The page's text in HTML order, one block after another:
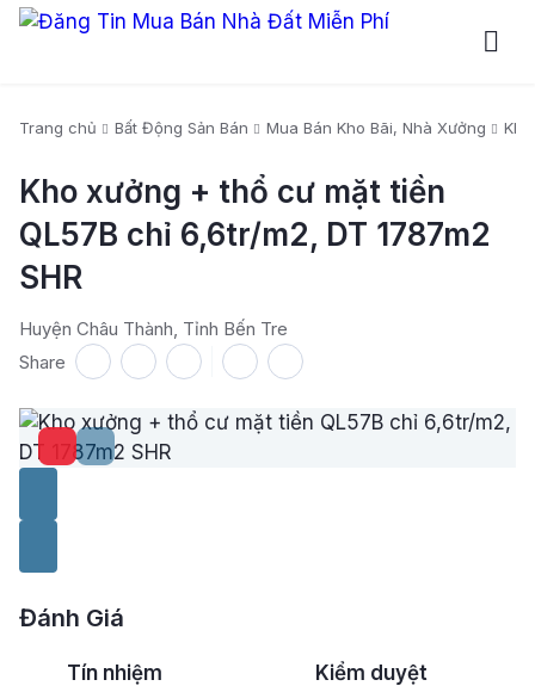
Trang chủ Bất Động Sản Bán Mua Bán Kho Bãi, Nhà Xưởng
Kho xưởng + thổ cư mặt tiền
QL57B chỉ 6,6tr/m2, DT 1787m2
SHR
Huyện Châu Thành, Tỉnh Bến Tre
Share
Đánh Giá
Tín nhiệm
Kiểm duyệt